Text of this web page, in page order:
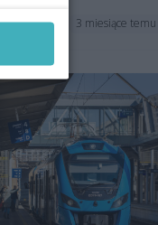
3 miesiące temu